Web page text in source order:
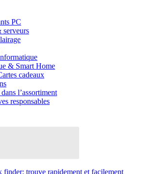
PC
serveurs
& Smart Home
cadeaux
l’assortiment
responsables
finder: trouve rapidement et facilement